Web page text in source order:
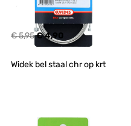
€ 5,95€ 4,90
Widek bel staal chr op krt